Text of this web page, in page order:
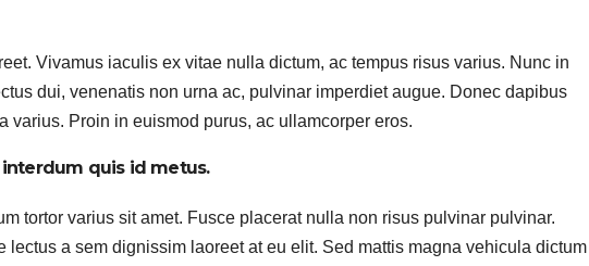
Vivamus iaculis ex vitae nulla dictum, ac tempus risus varius. Nunc in
dui, venenatis non urna ac, pulvinar imperdiet augue. Donec dapibus
varius. Proin in euismod purus, ac ullamcorper eros.
quis id metus.
tortor varius sit amet. Fusce placerat nulla non risus pulvinar pulvinar.
lectus a sem dignissim laoreet at eu elit. Sed mattis magna vehicula dictum